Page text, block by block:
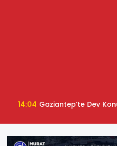
14:04 Gaziantep’te Dev